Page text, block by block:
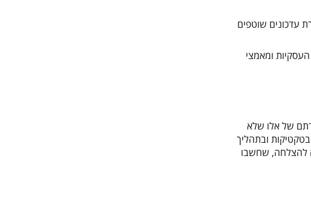
עדכונים שוטפים
ומאמצי
של אלו שלא
ובתהליך
להצלחה, שחשבו